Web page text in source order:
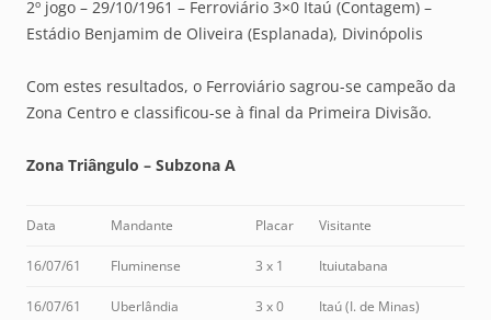
2º jogo – 29/10/1961 – Ferroviário 3×0 Itaú (Contagem) –
Estádio Benjamim de Oliveira (Esplanada), Divinópolis
Com estes resultados, o Ferroviário sagrou-se campeão da
Zona Centro e classificou-se à final da Primeira Divisão.
Zona Triângulo – Subzona A
Data Mandante Placar Visitante
16/07/61 Fluminense 3 x 1 Ituiutabana
16/07/61 Uberlândia 3 x 0 Itaú (I. de Minas)